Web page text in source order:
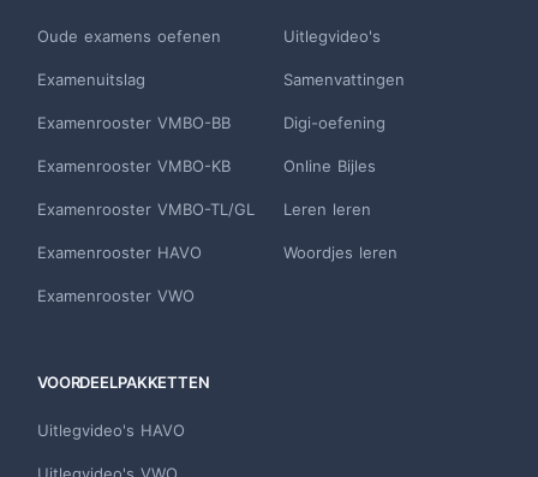
Oude examens oefenen
Examenuitslag
Examenrooster VMBO-BB
Examenrooster VMBO-KB
Examenrooster VMBO-TL/GL
Examenrooster HAVO
Examenrooster VWO
Uitlegvideo's
Samenvattingen
Digi-oefening
Online Bijles
Leren leren
Woordjes leren
VOORDEELPAKKETTEN
Uitlegvideo's HAVO